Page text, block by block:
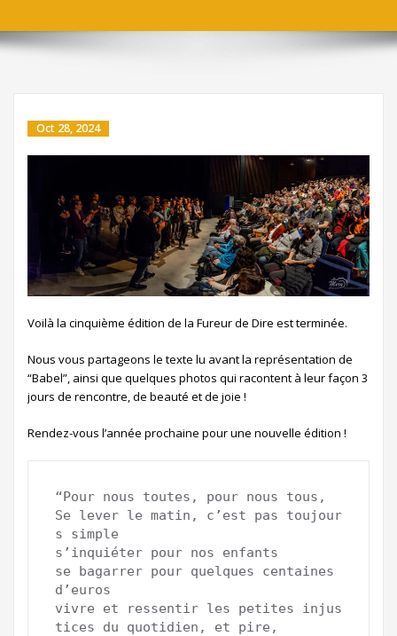
Oct 28, 2024
Voilà la cinquième édition de la Fureur de Dire est terminée.
Nous vous partageons le texte lu avant la représentation de
“Babel”, ainsi que quelques photos qui racontent à leur façon 3
jours de rencontre, de beauté et de joie !
Rendez-vous l’année prochaine pour une nouvelle édition !
“Pour nous toutes, pour nous tous,
Se lever le matin, c’est pas toujour
s simple
s’inquiéter pour nos enfants
se bagarrer pour quelques centaines
d’euros
vivre et ressentir les petites injus
tices du quotidien, et pire,